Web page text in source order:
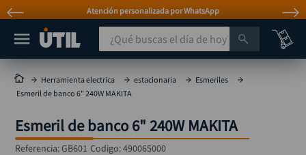
Atención personalizada por WhatsApp
¿Qué buscas el día de hoy?
Herramienta electrica estacionaria
Esmeriles
Esmeril de banco 6" 240W MAKITA
Esmeril de banco 6" 240W MAKITA
Referencia:GB601 Codigo:490065000
MÁS BUSCADOS
taladro
taladros pulidoras
compresor